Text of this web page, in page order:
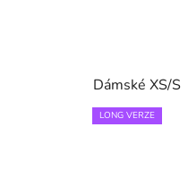
Dámské XS/S
LONG VERZE